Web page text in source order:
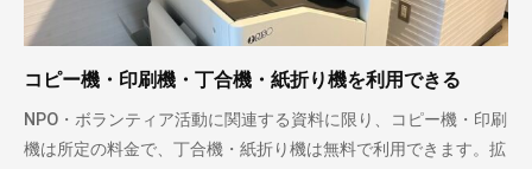
コピー機・印刷機・丁合機・紙折り機を利用できる
NPO・ボランティア活動に関連する資料に限り、コピー機・印刷
機は所定の料金で、丁合機・紙折り機は無料で利用できます。拡